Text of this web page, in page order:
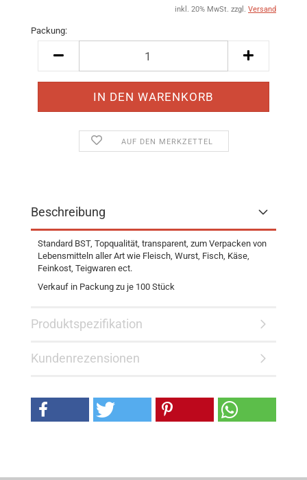
inkl. 20% MwSt. zzgl. Versand
Packung:
AUF DEN MERKZETTEL
Beschreibung
Standard BST, Topqualität, transparent, zum Verpacken von
Lebensmitteln aller Art wie Fleisch, Wurst, Fisch, Käse,
Feinkost, Teigwaren ect.
Verkauf in Packung zu je 100 Stück
Produktspezifikation
Kundenrezensionen